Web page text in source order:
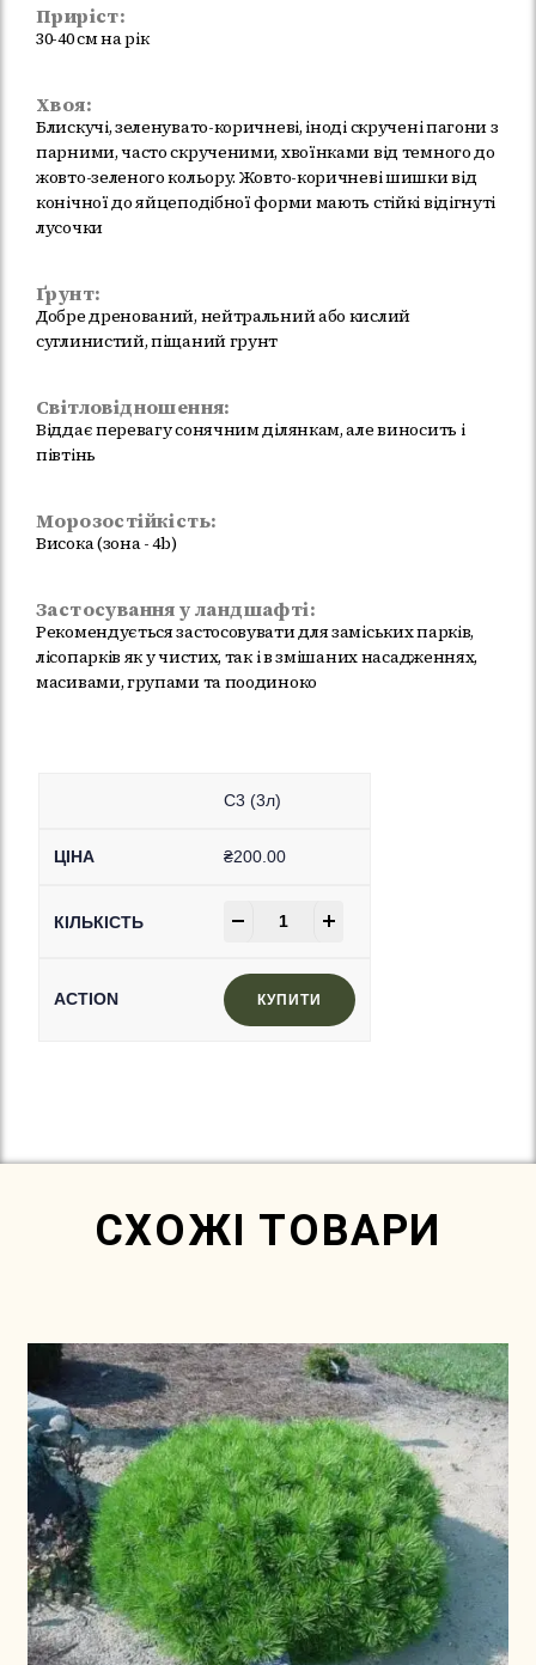
Приріст:
30-40 см на рік
Хвоя:
Блискучі, зеленувато-коричневі, іноді скручені пагони з
парними, часто скрученими, хвоїнками від темного до
жовто-зеленого кольору. Жовто-коричневі шишки від
конічної до яйцеподібної форми мають стійкі відігнуті
лусочки
Ґрунт:
Добре дренований, нейтральний або кислий
суглинистий, піщаний грунт
Світловідношення:
Віддає перевагу сонячним ділянкам, але виносить і
півтінь
Морозостійкість:
Висока (зона - 4b)
Застосування у ландшафті:
Рекомендується застосовувати для заміських парків,
лісопарків як у чистих, так і в змішаних насадженнях,
масивами, групами та поодиноко
C3 (3л)
₴200.00
КУПИТИ
СХОЖІ ТОВАРИ